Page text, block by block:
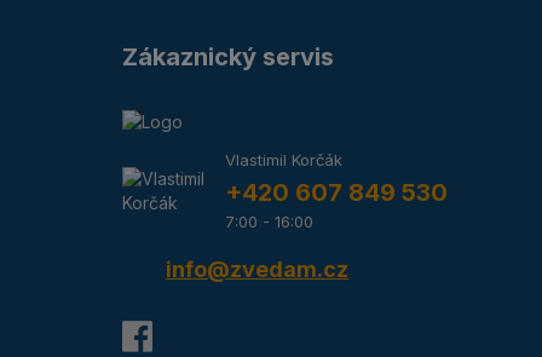
Zákaznický servis
Vlastimil Korčák
+420 607 849 530
7:00 - 16:00
info@zvedam.cz